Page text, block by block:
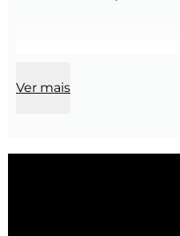
Ver mais